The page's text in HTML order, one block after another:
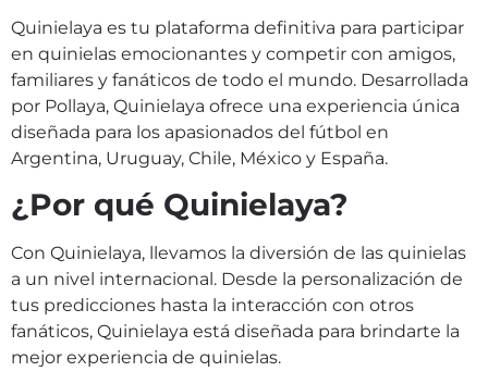
Quinielaya es tu plataforma definitiva para participar
en quinielas emocionantes y competir con amigos,
familiares y fanáticos de todo el mundo. Desarrollada
por Pollaya, Quinielaya ofrece una experiencia única
diseñada para los apasionados del fútbol en
Argentina, Uruguay, Chile, México y España.
¿Por qué Quinielaya?
Con Quinielaya, llevamos la diversión de las quinielas
a un nivel internacional. Desde la personalización de
tus predicciones hasta la interacción con otros
fanáticos, Quinielaya está diseñada para brindarte la
mejor experiencia de quinielas.